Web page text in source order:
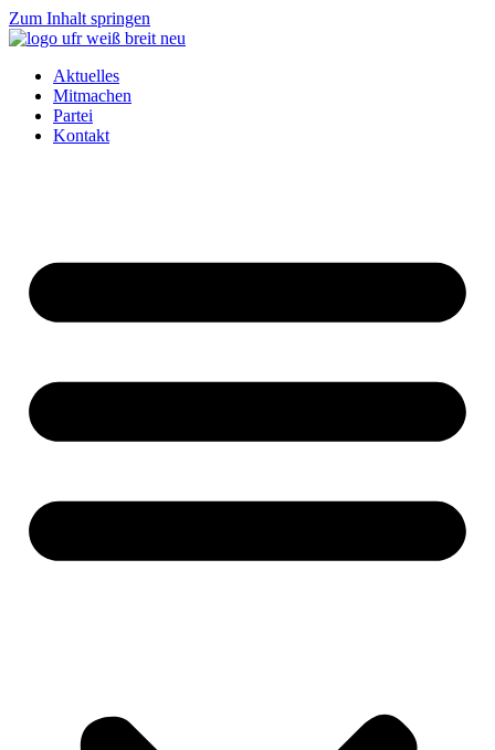
Zum Inhalt springen
Aktuelles
Mitmachen
Partei
Kontakt